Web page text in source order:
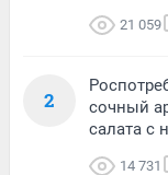
21 059
2
сочный
салата с
14 731